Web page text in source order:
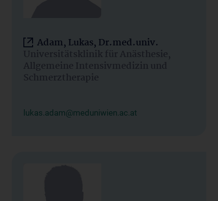
Adam, Lukas, Dr.med.univ.
Universitätsklinik für Anästhesie,
Allgemeine Intensivmedizin und
Schmerztherapie
lukas.adam@meduniwien.ac.at